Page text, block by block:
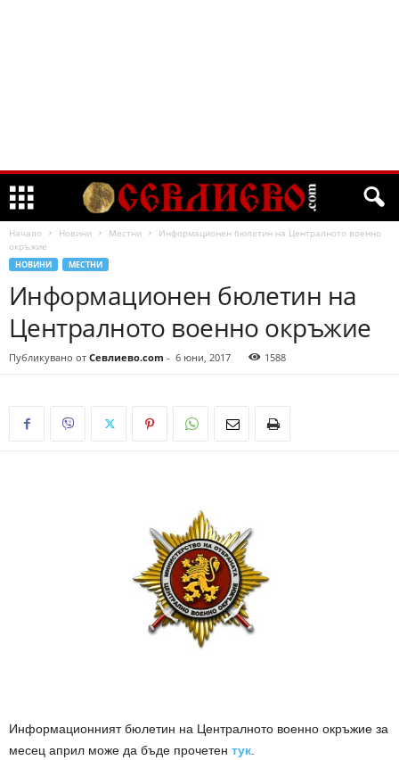
Начало Новини Местни
Информационен бюлетин на Централното военно
окръжие
НОВИНИ МЕСТНИ
Информационен бюлетин на
Централното военно окръжие
Публикувано от Севлиево.com - 6 юни, 2017 1588
Информационният бюлетин на Централното военно окръжие за
месец април може да бъде прочетен тук